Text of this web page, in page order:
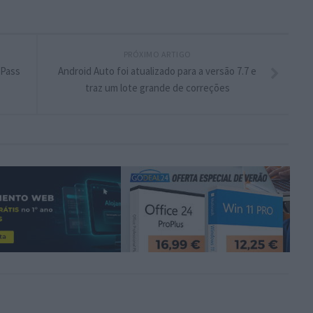
Android Auto foi atualizado para a versão 7.7 e
traz um lote grande de correções